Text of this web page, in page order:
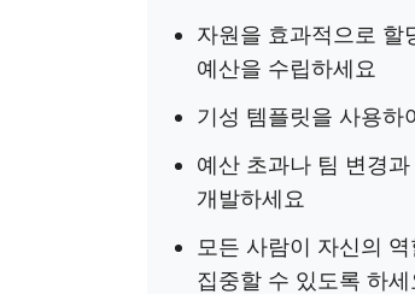
자원을 효과적으로 할
예산을 수립하세요
기성 템플릿을 사용하
예산 초과나 팀 변경
개발하세요
모든 사람이 자신의
집중할 수 있도록 하세